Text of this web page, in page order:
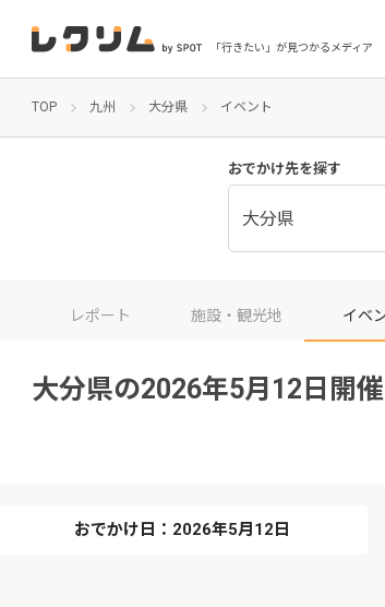
「行きたい」が見つかるメディア
TOP 九州 大分県 イベント
おでかけ先を探す
大分県
レポート 施設・観光地 イベ
大分県の2026年5月12日開
おでかけ日：2026年5月12日